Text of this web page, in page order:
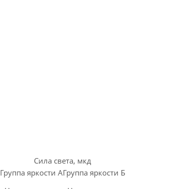
Сила света, мкд
Группа яркости АГруппа яркости Б